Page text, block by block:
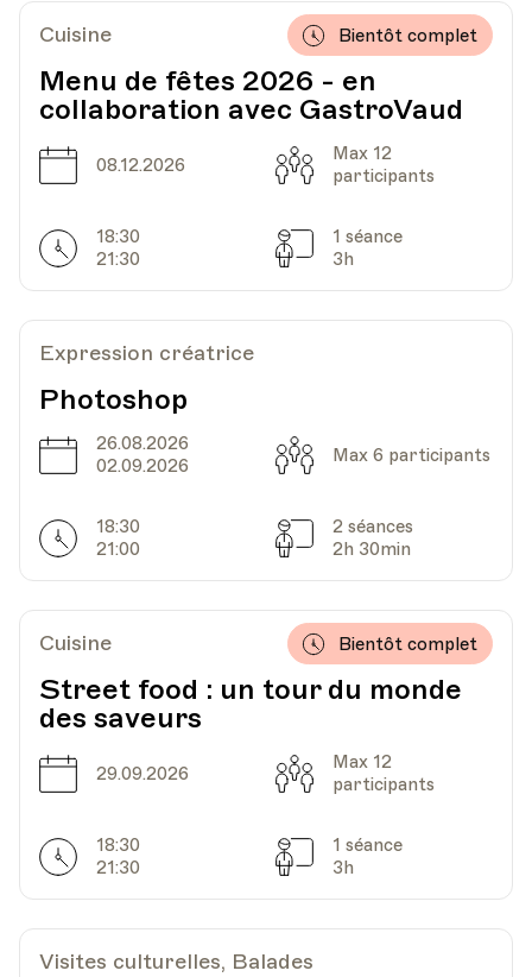
Cuisine
Menu de fêtes 2026 - en
collaboration avec GastroVaud
Bientôt complet
Date
08.12.2026 Capacité
Max 12
participants
Horarires
18:30
21:30
Séances
1 séance
3h
Expression créatrice
Photoshop
Date
26.08.2026
02.09.2026
Capacité
Max 6 participants
Horarires
18:30
21:00
Séances
2 séances
2h 30min
Cuisine
Street food : un tour du monde
des saveurs
Bientôt complet
Date
29.09.2026 Capacité
Max 12
participants
Horarires
18:30
21:30
Séances
1 séance
3h
Visites culturelles, Balades